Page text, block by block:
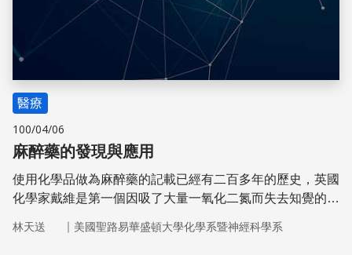
醫療
100/04/06
麻醉藥的發現與應用
使用化學品做為麻醉藥的記載已經有二百多年的歷史，英國
化學家戴維是第一個因吸了大量一氧化二氮而失去知覺的
冗長的手術？
林天送 ｜ 美國聖路易華盛頓大學化學系暨神經科學系